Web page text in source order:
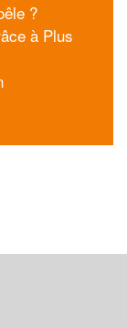
?
à Plus